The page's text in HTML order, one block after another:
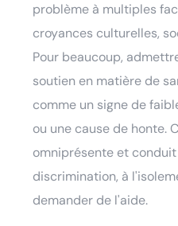
problème à multiples
croyances culturelles,
Pour beaucoup,
soutien en matière de
comme un signe de
ou une cause de honte.
omniprésente et
discrimination, à
demander de l'aide.